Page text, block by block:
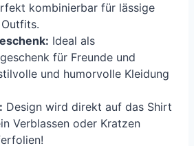
kombinierbar für lässige
Ideal als
für Freunde und
und humorvolle Kleidung
Design wird direkt auf das Shirt
Verblassen oder Kratzen